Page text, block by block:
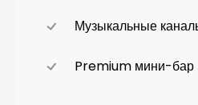
Музыкальные
Premium мини-бар